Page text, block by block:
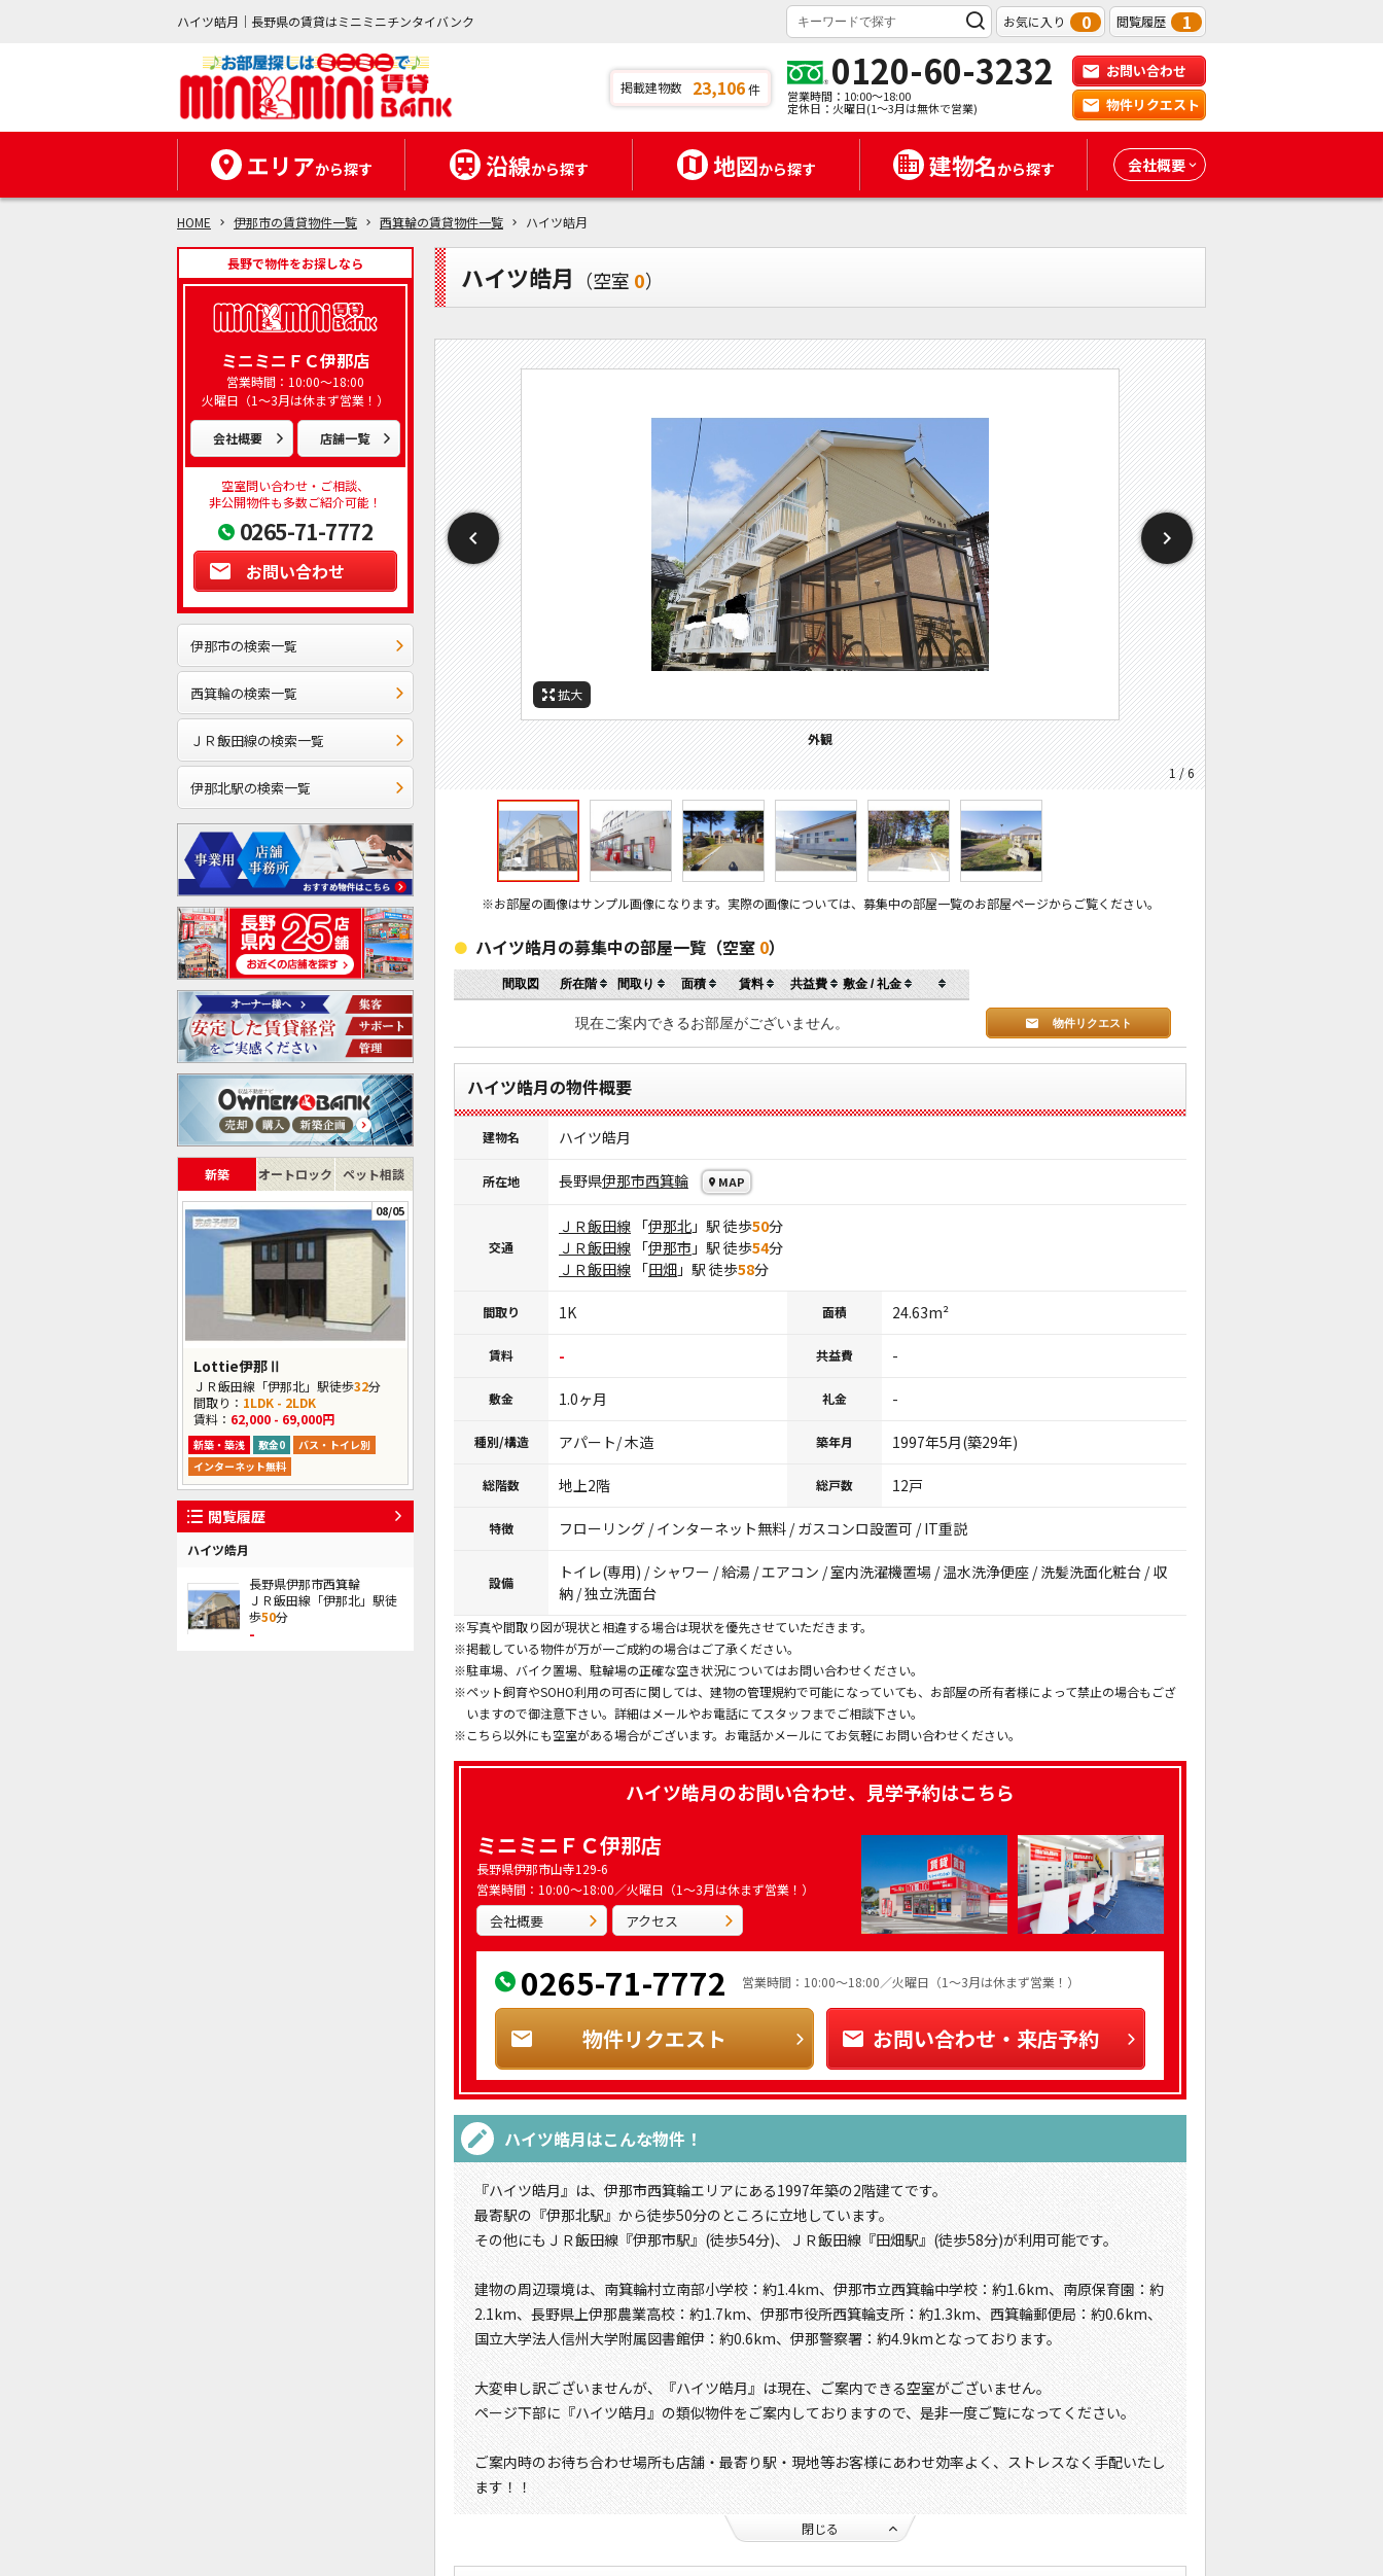
ハイツ皓月｜長野県の賃貸はミニミニチンタイバンク お気に入り 0 閲覧履歴 1
掲載建物数 23,106件 0120-60-3232
営業時間：10:00～18:00
定休日：火曜日(1～3月は無休で営業)
お問い合わせ
物件リクエスト
エリアから探す 沿線から探す 地図から探す 建物名から探す 会社概要
HOME 伊那市の賃貸物件一覧 西箕輪の賃貸物件一覧 ハイツ皓月
長野で物件をお探しなら
ミニミニＦＣ伊那店
営業時間：10:00～18:00
火曜日（1～3月は休まず営業！）
会社概要 店舗一覧
空室問い合わせ・ご相談、
非公開物件も多数ご紹介可能！
0265-71-7772
お問い合わせ
伊那市の検索一覧
西箕輪の検索一覧
ＪＲ飯田線の検索一覧
伊那北駅の検索一覧
新築 オートロック ペット相談
08/05
Lottie伊那Ⅱ
ＪＲ飯田線「伊那北」駅徒歩32分
間取り： 1LDK - 2LDK
賃料： 62,000 - 69,000円
新築・築浅 敷金0
バス・トイレ別
インターネット無料
閲覧履歴
ハイツ皓月
長野県伊那市西箕輪
ＪＲ飯田線「伊那北」駅徒
歩50分
-
ハイツ皓月 （空室 0）
拡大
外観
1 / 6
拡大
周辺施設：郵便局
拡大
周辺施設：高校・高専
拡大
周辺施設：幼稚園・保育園
拡大
周辺施設：中学校
拡大
周辺施設：小学校
※お部屋の画像はサンプル画像になります。実際の画像については、募集中の部屋一覧のお部屋ページからご覧ください。
ハイツ皓月の募集中の部屋一覧（空室 0）
間取図 所在階 間取り 面積 賃料 共益費 敷金 / 礼金
現在ご案内できるお部屋がございません。 物件リクエスト
ハイツ皓月の物件概要
建物名 ハイツ皓月
所在地 長野県伊那市西箕輪 MAP
交通
ＪＲ飯田線 「伊那北 」駅 徒歩50分
ＪＲ飯田線 「伊那市 」駅 徒歩54分
ＪＲ飯田線 「田畑 」駅 徒歩58分
間取り 1K 面積 24.63m²
賃料 - 共益費 -
敷金 1.0ヶ月 礼金 -
種別/構造 アパート/ 木造 築年月 1997年5月(築29年)
総階数 地上2階 総戸数 12戸
特徴 フローリング / インターネット無料 / ガスコンロ設置可 / IT重説
設備
トイレ(専用) / シャワー / 給湯 / エアコン / 室内洗濯機置場 / 温水洗浄便座 / 洗髪洗面化粧台 / 収
納 / 独立洗面台
※写真や間取り図が現状と相違する場合は現状を優先させていただきます。
※掲載している物件が万が一ご成約の場合はご了承ください。
※駐車場、バイク置場、駐輪場の正確な空き状況についてはお問い合わせください。
※ペット飼育やSOHO利用の可否に関しては、建物の管理規約で可能になっていても、お部屋の所有者様によって禁止の場合もござ
いますので御注意下さい。詳細はメールやお電話にてスタッフまでご相談下さい。
※こちら以外にも空室がある場合がございます。お電話かメールにてお気軽にお問い合わせください。
ハイツ皓月のお問い合わせ、見学予約はこちら
ミニミニＦＣ伊那店
長野県伊那市山寺129-6
営業時間：10:00～18:00／火曜日（1～3月は休まず営業！）
会社概要 アクセス
0265-71-7772 営業時間：10:00～18:00／火曜日（1～3月は休まず営業！）
物件リクエスト お問い合わせ・来店予約
ハイツ皓月はこんな物件！
『ハイツ皓月』は、伊那市西箕輪エリアにある1997年築の2階建てです。
最寄駅の『伊那北駅』から徒歩50分のところに立地しています。
その他にもＪＲ飯田線『伊那市駅』(徒歩54分)、ＪＲ飯田線『田畑駅』(徒歩58分)が利用可能です。
建物の周辺環境は、南箕輪村立南部小学校：約1.4km、伊那市立西箕輪中学校：約1.6km、南原保育園：約
2.1km、長野県上伊那農業高校：約1.7km、伊那市役所西箕輪支所：約1.3km、西箕輪郵便局：約0.6km、
国立大学法人信州大学附属図書館伊：約0.6km、伊那警察署：約4.9kmとなっております。
大変申し訳ございませんが、『ハイツ皓月』は現在、ご案内できる空室がございません。
ページ下部に『ハイツ皓月』の類似物件をご案内しておりますので、是非一度ご覧になってください。
ご案内時のお待ち合わせ場所も店舗・最寄り駅・現地等お客様にあわせ効率よく、ストレスなく手配いたし
ます！！
閉じる